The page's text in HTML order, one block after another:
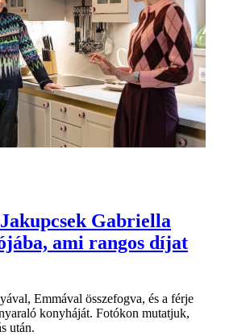
Gabriella
ami rangos díjat
Emmával összefogva, és a férje
konyháját. Fotókon mutatjuk,
után.